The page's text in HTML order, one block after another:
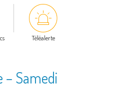
Téléalerte
– Samedi